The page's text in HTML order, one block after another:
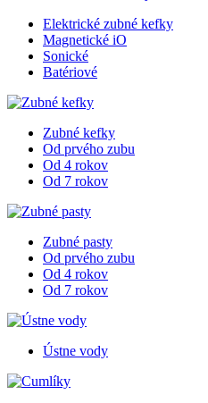
Elektrické zubné kefky
Magnetické iO
Sonické
Batériové
Zubné kefky
Od prvého zubu
Od 4 rokov
Od 7 rokov
Zubné pasty
Od prvého zubu
Od 4 rokov
Od 7 rokov
Ústne vody